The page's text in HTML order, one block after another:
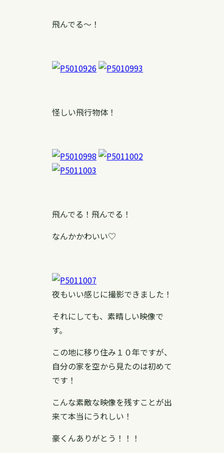
飛んでる〜！
怪しい飛行物体！
飛んでる！飛んでる！
なんかかわいい♡
夜もいい感じに撮影できました！
それにしても、素晴しい映像で
す。
この地に移り住み１０年ですが、
自分の家を空から見たのは初めて
です！
こんな素敵な映像を残すことが出
来て本当にうれしい！
豪くんありがとう！！！